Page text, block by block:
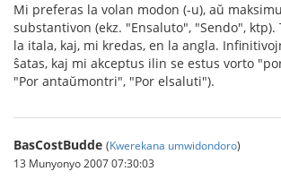
Mi preferas la volan modon (-u), aŭ
substantivon (ekz. "Ensaluto", "Sendo",
la itala, kaj, mi kredas, en la angla.
ŝatas, kaj mi akceptus ilin se estus vorto
"Por antaŭmontri", "Por elsaluti").
BasCostBudde (Kwerekana umwidondoro)
13 Munyonyo 2007 07:30:03